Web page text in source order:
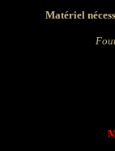
Matériel